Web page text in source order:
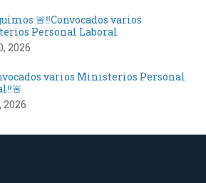
🚨‼️Convocados varios
Personal Laboral
2026
varios Ministerios Personal